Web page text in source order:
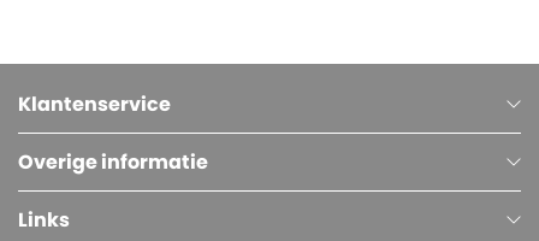
Klantenservice
Overige informatie
Links